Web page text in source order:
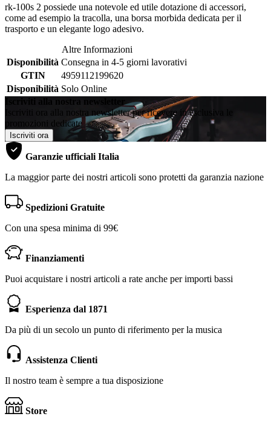
rk-100s 2 possiede una notevole ed utile dotazione di accessori,
come ad esempio la tracolla, una borsa morbida dedicata per il
trasporto e un elegante logo adesivo.
Altre Informazioni
Disponibilità Consegna in 4-5 giorni lavorativi
GTIN
4959112199620
Disponibilità Solo Online
Iscriviti alla nostra newsletter
Iscriviti ora alla nostra newsletter per ricevere in esclusiva le
promozioni dedicate
Iscriviti ora
Garanzie ufficiali Italia
La maggior parte dei nostri articoli sono protetti da garanzia nazione
Spedizioni Gratuite
Con una spesa minima di 99€
Finanziamenti
Puoi acquistare i nostri articoli a rate anche per importi bassi
Esperienza dal 1871
Da più di un secolo un punto di riferimento per la musica
Assistenza Clienti
Il nostro team è sempre a tua disposizione
Store